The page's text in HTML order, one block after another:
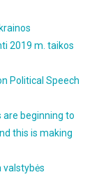
2019 m. taikos
Political Speech
are beginning to
this is making
valstybės